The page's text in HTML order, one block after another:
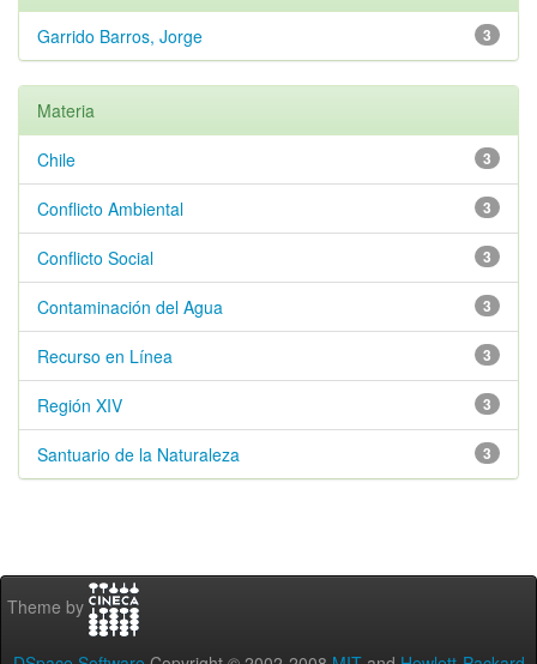
3
Garrido Barros, Jorge
Materia
3
Chile
3
Conflicto Ambiental
3
Conflicto Social
3
Contaminación del Agua
3
Recurso en Línea
3
Región XIV
3
Santuario de la Naturaleza
Theme by